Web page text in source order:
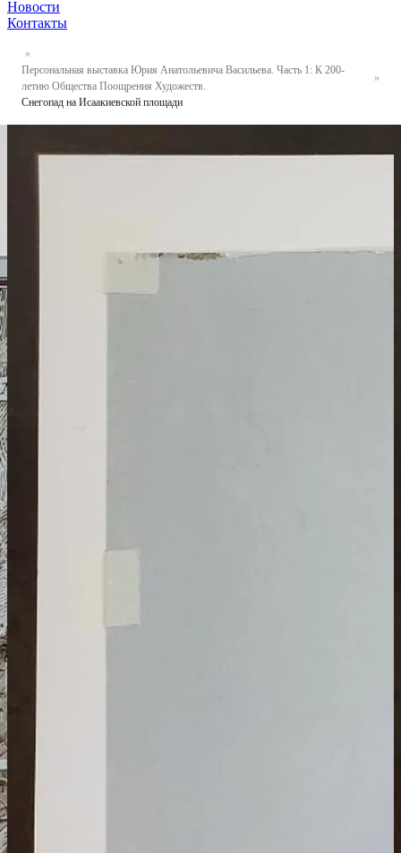
Новости
Контакты
Персональная выставка Юрия Анатольевича Васильева. Часть 1: К 200-
летию Общества Поощрения Художеств.
Снегопад на Исаакиевской площади